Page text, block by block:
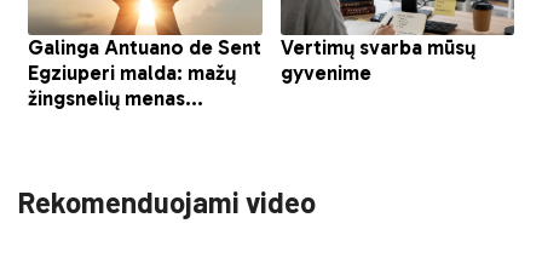
Rekomenduojami video